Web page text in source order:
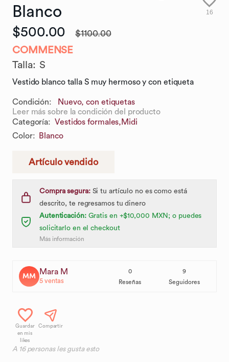
Blanco
16
$500.00 $1100.00
COMMENSE
Talla: S
Vestido blanco talla S muy hermoso y con etiqueta
Condición:
Nuevo, con etiquetas
Leer más sobre la condición del producto
Categoría: Vestidos formales, Midi
Color: Blanco
Artículo vendido
Compra segura:Si tu artículo no es como está
descrito, te regresamos tu dinero
Autenticación:Gratis en +$10,000 MXN; o puedes
solicitarlo en el checkout
Más información
MM Mara M
5ventas
0
Reseñas
9
Seguidores
Guardar
en mis
likes
Compartir
A 16personas les gusta esto